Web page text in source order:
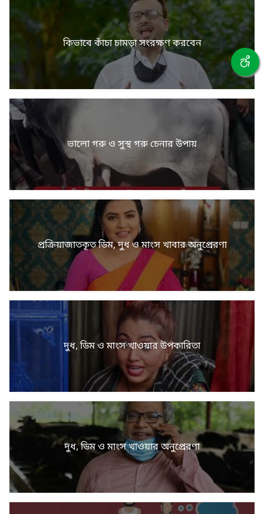
কিভাবে কাঁচা চামড়া সংরক্ষণ করবেন
ভালো গরু ও সুস্থ গরু চেনার উপায়
প্রক্রিয়াজাতকৃত ডিম, দুধ ও মাংস খাবার অনুপ্রেরণা
দুধ, ডিম ও মাংস খাওয়ার উপকারিতা
দুধ, ডিম ও মাংস খাওয়ার অনুপ্রেরণা